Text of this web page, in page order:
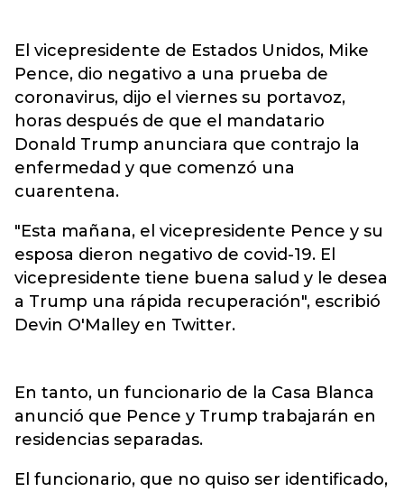
El vicepresidente de Estados Unidos, Mike
Pence, dio negativo a una prueba de
coronavirus, dijo el viernes su portavoz,
horas después de que el mandatario
Donald Trump anunciara que contrajo la
enfermedad y que comenzó una
cuarentena.
"Esta mañana, el vicepresidente Pence y su
esposa dieron negativo de covid-19. El
vicepresidente tiene buena salud y le desea
a Trump una rápida recuperación", escribió
Devin O'Malley en Twitter.
En tanto, un funcionario de la Casa Blanca
anunció que Pence y Trump trabajarán en
residencias separadas.
El funcionario, que no quiso ser identificado,